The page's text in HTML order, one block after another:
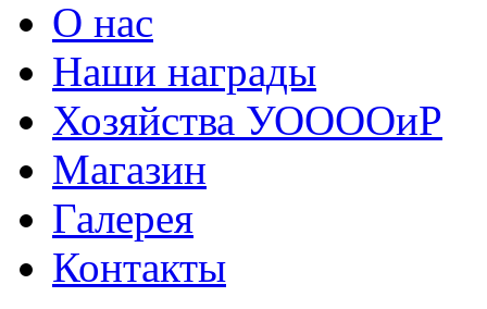
О нас
Наши награды
Хозяйства УООООиР
Магазин
Галерея
Контакты